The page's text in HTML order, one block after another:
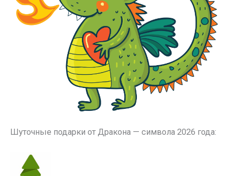
Шуточные подарки от Дракона — символа 2026 года: